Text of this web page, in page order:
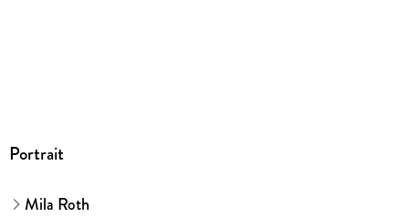
Portrait
Mila Roth